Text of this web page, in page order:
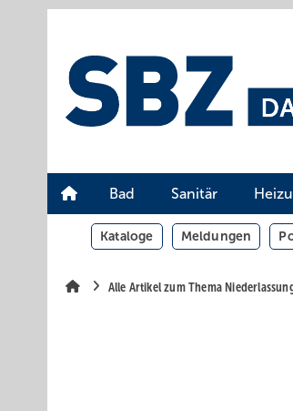
Bad Sanitär
Kataloge Meldungen
Alle Artikel zum Thema